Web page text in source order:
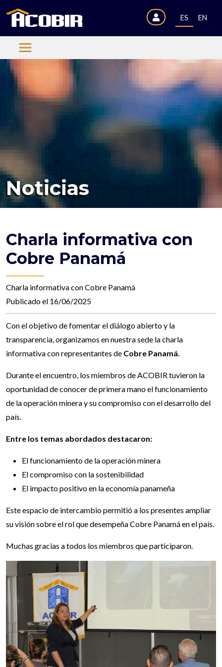
ES EN
Noticias
Charla informativa con
Cobre Panamá
Charla informativa con Cobre Panamá
Publicado el 16/06/2025
Con el objetivo de fomentar el diálogo abierto y la
transparencia, organizamos en nuestra sede la charla
informativa con representantes de Cobre Panamá.
Durante el encuentro, los miembros de ACOBIR tuvieron la
oportunidad de conocer de primera mano el funcionamiento
de la operación minera y su compromiso con el desarrollo del
país.
Entre los temas abordados destacaron:
El funcionamiento de la operación minera
El compromiso con la sostenibilidad
El impacto positivo en la economía panameña
Este espacio de intercambio permitió a los presentes ampliar
su visión sobre el rol que desempeña Cobre Panamá en el país.
Muchas gracias a todos los miembros que participaron.